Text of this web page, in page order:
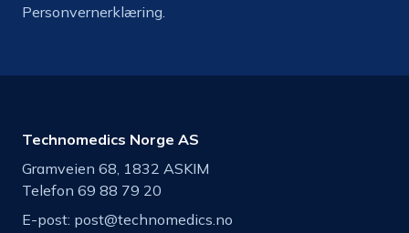
Personvernerklæring.
Technomedics Norge AS
Gramveien 68, 1832 ASKIM
Telefon 69 88 79 20
E-post: post@technomedics.no